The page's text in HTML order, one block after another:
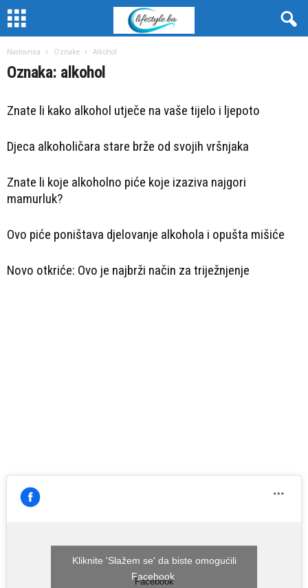
Naslovnica Oznake Alkohol
Oznaka: alkohol
Znate li kako alkohol utječe na vaše tijelo i ljepoto
Djeca alkoholičara stare brže od svojih vršnjaka
Znate li koje alkoholno piće koje izaziva najgori
mamurluk?
Ovo piće poništava djelovanje alkohola i opušta mišiće
Novo otkriće: Ovo je najbrži način za triježnjenje
Facebook
Kliknite 'Slažem se' da biste omogućili
Facebook